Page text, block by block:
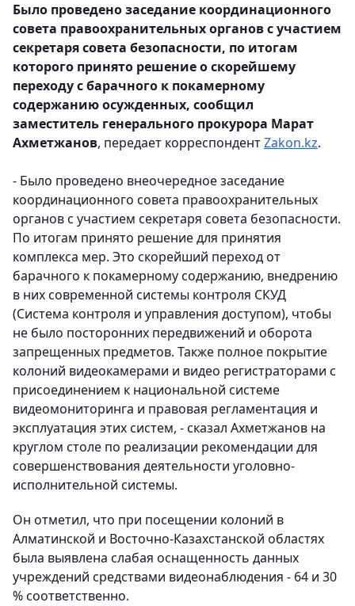
Было проведено заседание координационного
совета правоохранительных органов с участием
секретаря совета безопасности, по итогам
которого принято решение о скорейшему
переходу с барачного к покамерному
содержанию осужденных, сообщил
заместитель генерального прокурора Марат
Ахметжанов, передает корреспондентZakon.kz.
- Было проведено внеочередное заседание
координационного совета правоохранительных
органов с участием секретаря совета безопасности.
По итогам принято решение для принятия
комплекса мер. Это скорейший переход от
барачного к покамерному содержанию, внедрению
в них современной системы контроля СКУД
(Система контроля и управления доступом), чтобы
не было посторонних передвижений и оборота
запрещенных предметов. Также полное покрытие
колоний видеокамерами и видео регистраторами с
присоединением к национальной системе
видеомониторинга и правовая регламентация и
эксплуатация этих систем, - сказал Ахметжанов на
круглом столе по реализации рекомендации для
совершенствования деятельности уголовно-
исполнительной системы.
Он отметил, что при посещении колоний в
Алматинской и Восточно-Казахстанской областях
была выявлена слабая оснащенность данных
учреждений средствами видеонаблюдения - 64 и 30
% соответственно.